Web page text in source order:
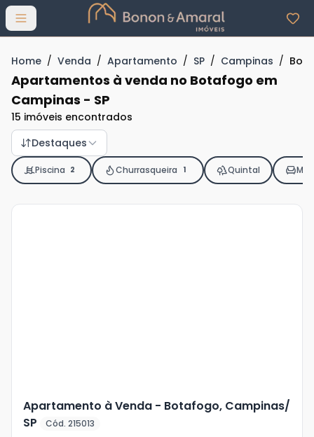
Abrir menu
Home / Venda / Apartamento / SP / Campinas /
Apartamentos à venda no Botafogo em
Campinas - SP
15 imóveis encontrados
Destaques
Piscina 2 Churrasqueira 1 Quintal
Apartamento à Venda - Botafogo, Campinas/
SP
Cód. 215013